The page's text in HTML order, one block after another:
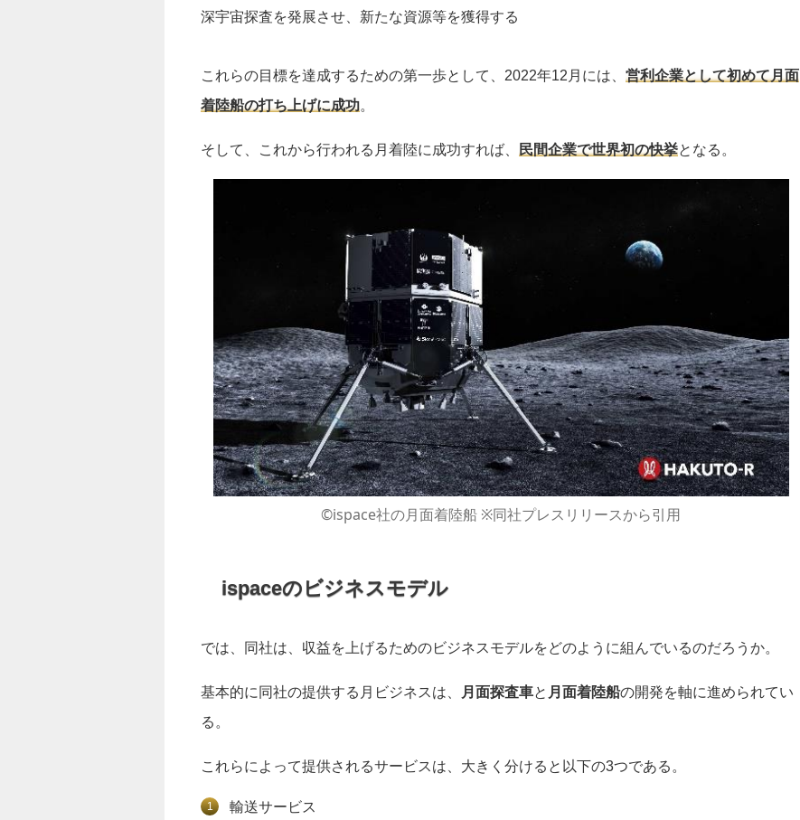
深宇宙探査を発展させ、新たな資源等を獲得する
これらの目標を達成するための第一歩として、2022年12月には、営利企業として初めて月面
着陸船の打ち上げに成功
そして、これから行われる月着陸に成功すれば、 民間企業で世界初の快挙となる。
©︎ispace社の月面着陸船 ※同社プレスリリースから引用
ispaceのビジネスモデル
では、同社は、収益を上げるためのビジネスモデルをどのように組んでいるのだろうか。
基本的に同社の提供する月ビジネスは、 月面探査車と 月面着陸船の開発を軸に進められてい
る。
これらによって提供されるサービスは、大きく分けると以下の3つである。
輸送サービス